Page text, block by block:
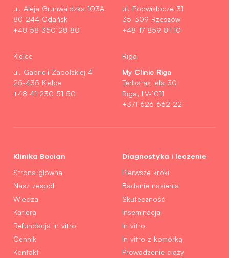
ul. Aleja Grunwaldzka 103A
80-244 Gdańsk
+48 58 350 28 80
ul. Podwisłocze 31
35-309 Rzeszów
+48 17 859 81 10
Kielce
ul. Gabrieli Zapolskiej 4
25-435 Kielce
+48 41 230 51 50
Riga
My Clinic Riga
Tērbatas iela 30
Rīga, LV-1011
+371 626 662 22
Klinika Bocian
Strona główna
Nasz zespół
Wiedza
Kariera
Refundacja in vitro
Cennik
Kontakt
Diagnostyka i leczenie
Pierwsze kroki
Badanie nasienia
Skuteczność
Inseminacja
In vitro
In vitro z komórką
Prowadzenie ciąży